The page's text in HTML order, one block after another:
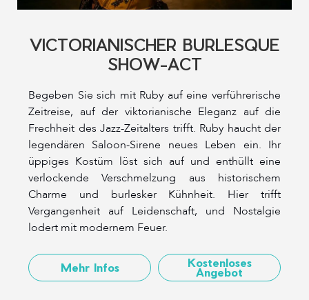
VICTORIANISCHER BURLESQUE
SHOW-ACT
Begeben Sie sich mit Ruby auf eine verführerische
Zeitreise, auf der viktorianische Eleganz auf die
Frechheit des Jazz-Zeitalters trifft. Ruby haucht der
legendären Saloon-Sirene neues Leben ein. Ihr
üppiges Kostüm löst sich auf und enthüllt eine
verlockende Verschmelzung aus historischem
Charme und burlesker Kühnheit. Hier trifft
Vergangenheit auf Leidenschaft, und Nostalgie
lodert mit modernem Feuer.
Mehr Infos Kostenloses
Angebot